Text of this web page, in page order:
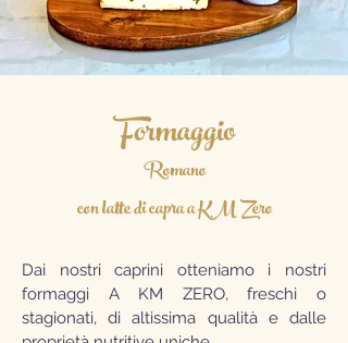
Formaggio
Romano
con latte di capra a KM Zero
Dai nostri caprini otteniamo i nostri
formaggi A KM ZERO, freschi o
stagionati, di altissima qualità e dalle